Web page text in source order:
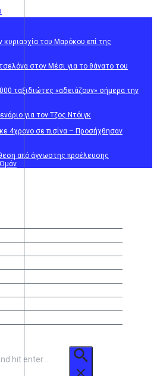
κυριαρχία του Μαρόκου επί της
στον Μέσι για το θάνατο του
ταξιδιώτες «αδειάζουν» σήμερα την
για τον Τζος Ντόιγκ
4χρονο σε πισίνα – Προσήχθησαν
από άγνωστης προέλευσης